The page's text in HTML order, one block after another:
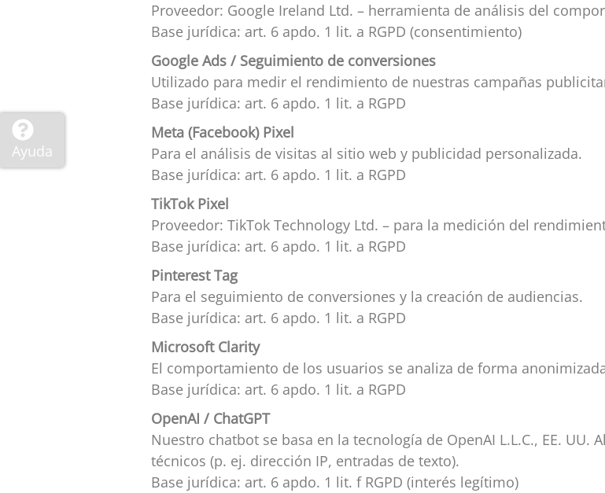
Proveedor: Google Ireland Ltd. – herramienta de análisis del
Base jurídica: art. 6 apdo. 1 lit. a RGPD (consentimiento)
Google Ads / Seguimiento de conversiones
Utilizado para medir el rendimiento de nuestras campañas
Base jurídica: art. 6 apdo. 1 lit. a RGPD
Meta (Facebook) Pixel
Para el análisis de visitas al sitio web y publicidad personalizada.
Base jurídica: art. 6 apdo. 1 lit. a RGPD
TikTok Pixel
Proveedor: TikTok Technology Ltd. – para la medición del
Base jurídica: art. 6 apdo. 1 lit. a RGPD
Pinterest Tag
Para el seguimiento de conversiones y la creación de audiencias.
Base jurídica: art. 6 apdo. 1 lit. a RGPD
Microsoft Clarity
El comportamiento de los usuarios se analiza de forma
Base jurídica: art. 6 apdo. 1 lit. a RGPD
OpenAI / ChatGPT
Nuestro chatbot se basa en la tecnología de OpenAI L.L.C., EE.
técnicos (p. ej. dirección IP, entradas de texto).
Base jurídica: art. 6 apdo. 1 lit. f RGPD (interés legítimo)
Ayuda